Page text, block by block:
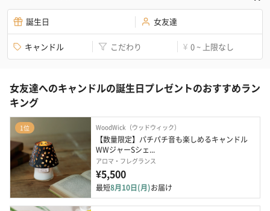
誕生日 女友達
キャンドル こだわり ¥ 0 ~ 上限なし
女友達へのキャンドルの誕生日プレゼントのおすすめラン
キング
1位 WoodWick（ウッドウィック）
【数量限定】パチパチ音も楽しめるキャンドル
WWジャーSシェ...
アロマ・フレグランス
¥5,500
最短8月10日(月)お届け